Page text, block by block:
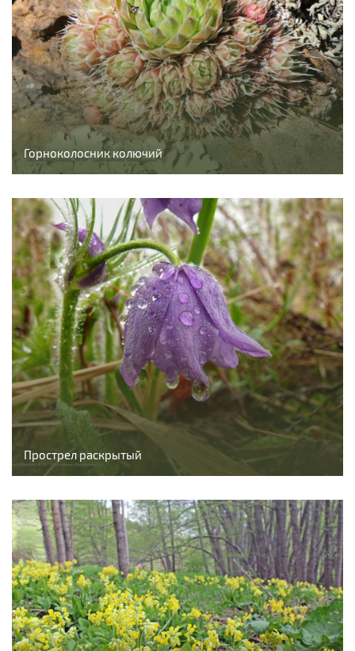
Горноколосник колючий
Прострел раскрытый